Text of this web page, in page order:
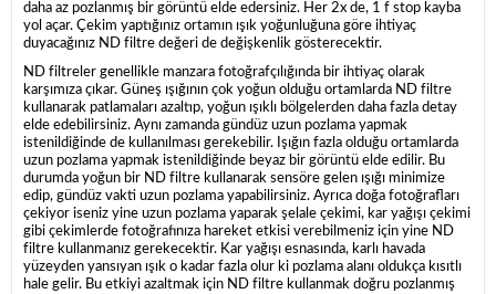
daha az pozlanmış bir görüntü elde edersiniz. Her 2x de, 1 f stop kayba
yol açar. Çekim yaptığınız ortamın ışık yoğunluğuna göre ihtiyaç
duyacağınız ND filtre değeri de değişkenlik gösterecektir.
ND filtreler genellikle manzara fotoğrafçılığında bir ihtiyaç olarak
karşımıza çıkar. Güneş ışığının çok yoğun olduğu ortamlarda ND filtre
kullanarak patlamaları azaltıp, yoğun ışıklı bölgelerden daha fazla detay
elde edebilirsiniz. Aynı zamanda gündüz uzun pozlama yapmak
istenildiğinde de kullanılması gerekebilir. Işığın fazla olduğu ortamlarda
uzun pozlama yapmak istenildiğinde beyaz bir görüntü elde edilir. Bu
durumda yoğun bir ND filtre kullanarak sensöre gelen ışığı minimize
edip, gündüz vakti uzun pozlama yapabilirsiniz. Ayrıca doğa fotoğrafları
çekiyor iseniz yine uzun pozlama yaparak şelale çekimi, kar yağışı çekimi
gibi çekimlerde fotoğrafınıza hareket etkisi verebilmeniz için yine ND
filtre kullanmanız gerekecektir. Kar yağışı esnasında, karlı havada
yüzeyden yansıyan ışık o kadar fazla olur ki pozlama alanı oldukça kısıtlı
hale gelir. Bu etkiyi azaltmak için ND filtre kullanmak doğru pozlanmış